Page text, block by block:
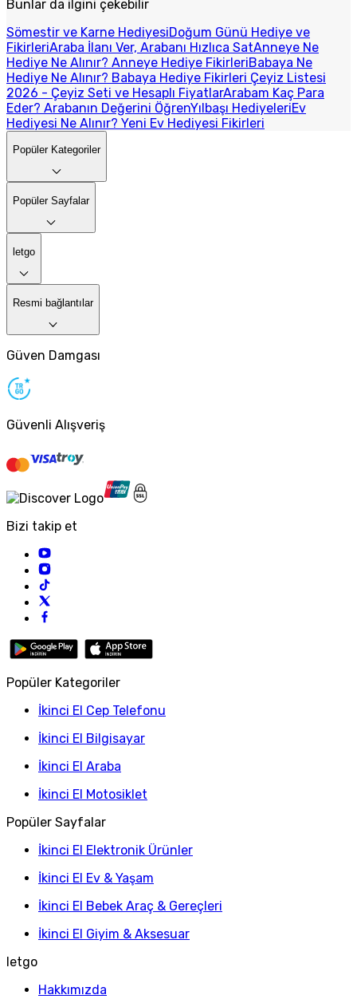
Bunlar da ilgini çekebilir
Sömestir ve Karne HediyesiDoğum Günü Hediye ve
FikirleriAraba İlanı Ver, Arabanı Hızlıca SatAnneye Ne
Hediye Ne Alınır? Anneye Hediye FikirleriBabaya Ne
Hediye Ne Alınır? Babaya Hediye Fikirleri Çeyiz Listesi
2026 - Çeyiz Seti ve Hesaplı FiyatlarArabam Kaç Para
Eder? Arabanın Değerini ÖğrenYılbaşı HediyeleriEv
Hediyesi Ne Alınır? Yeni Ev Hediyesi Fikirleri
Popüler Kategoriler
Popüler Sayfalar
letgo
Resmi bağlantılar
Güven Damgası
Güvenli Alışveriş
Bizi takip et
Popüler Kategoriler
İkinci El Cep Telefonu
İkinci El Bilgisayar
İkinci El Araba
İkinci El Motosiklet
Popüler Sayfalar
İkinci El Elektronik Ürünler
İkinci El Ev & Yaşam
İkinci El Bebek Araç & Gereçleri
İkinci El Giyim & Aksesuar
letgo
Hakkımızda